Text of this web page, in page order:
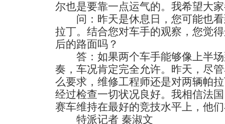
尔也是要靠一点运气的。我希望大
问：昨天是休息日，您可能也看
拉丁。结合您对车手的观察，您觉
后的路面吗？
答：如果两个车手能够像上半场
奏，车况肯定完全允许。昨天，尽
么要求，维修工程师还是对两辆帕
经过检查一切状况良好。我相信法
赛车维持在最好的竞技水平上，他
特派记者 秦淑文